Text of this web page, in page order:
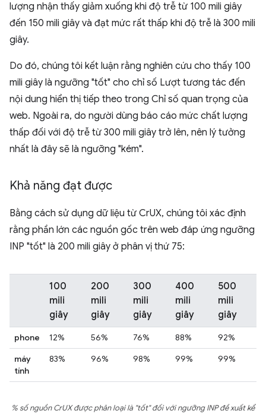
lượng nhận thấy giảm xuống khi độ trễ từ 100 mili giây
đến 150 mili giây và đạt mức rất thấp khi độ trễ là 300 mili
giây.
Do đó, chúng tôi kết luận rằng nghiên cứu cho thấy 100
mili giây là ngưỡng "tốt" cho chỉ số Lượt tương tác đến
nội dung hiển thị tiếp theo trong Chỉ số quan trọng của
web. Ngoài ra, do người dùng báo cáo mức chất lượng
thấp đối với độ trễ từ 300 mili giây trở lên, nên lý tưởng
nhất là đây sẽ là ngưỡng "kém".
Khả năng đạt được
Bằng cách sử dụng dữ liệu từ CrUX, chúng tôi xác định
rằng phần lớn các nguồn gốc trên web đáp ứng ngưỡng
INP "tốt" là 200 mili giây ở phân vị thứ 75:
100
mili
giây
200
mili
giây
300
mili
giây
400
mili
giây
500
mili
giây
phone 12% 56% 76% 88%
92%
máy
tính
83% 96% 98% 99% 99%
% số nguồn CrUX được phân loại là "tốt" đối với ngưỡng INP đề xuất kể